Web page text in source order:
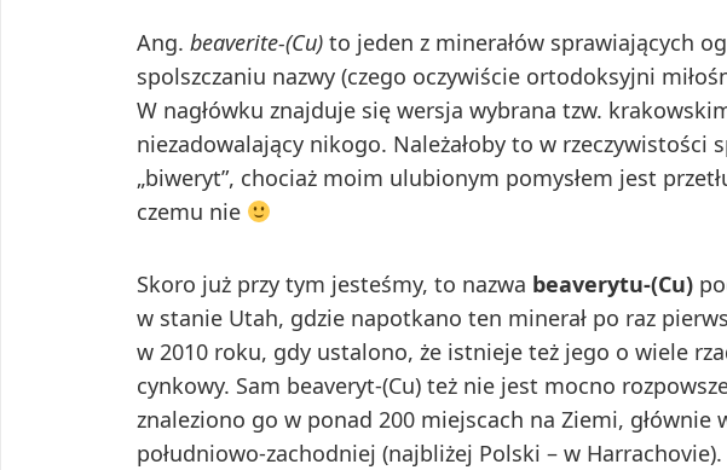
Ang. beaverite-(Cu) to jeden z minerałów sprawiających
spolszczaniu nazwy (czego oczywiście ortodoksyjni
W nagłówku znajduje się wersja wybrana tzw.
niezadowalający nikogo. Należałoby to w rzeczywistości
„biweryt”, chociaż moim ulubionym pomysłem jest
czemu nie
Skoro już przy tym jesteśmy, to nazwa beaverytu-(Cu)
w stanie Utah, gdzie napotkano ten minerał po raz
w 2010 roku, gdy ustalono, że istnieje też jego o wiele
cynkowy. Sam beaveryt-(Cu) też nie jest mocno
znaleziono go w ponad 200 miejscach na Ziemi, głównie
południowo-zachodniej (najbliżej Polski – w